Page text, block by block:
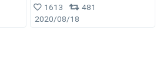
1613
481
2020/08/18